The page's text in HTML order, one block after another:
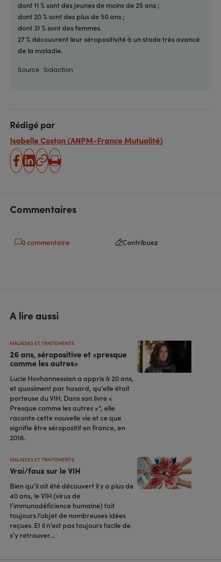
dont 11 % sont des jeunes de moins de 25 ans ;
dont 20 % sont des plus de 50 ans ;
dont 31 % sont des femmes.
27 % découvrent leur séropositivité à un stade très avancé
de la maladie.
Source : Sidaction
Rédigé par
Isabelle Coston (ANPM-France Mutualité)
partager
partager
Copier
Imprimer
Commentaires
0 commentaire Contribuez
A lire aussi
26 ans, séropositive et «presque
comme les autres»
MALADIES ET TRAITEMENTS
Lucie Hovhannessian a appris à 20 ans,
et quasiment par hasard, qu’elle était
porteuse du VIH. Dans son livre «
Presque comme les autres »*, elle
raconte cette nouvelle vie et ce que
signifie être séropositif en France, en
2018.
Vrai/faux sur le VIH
MALADIES ET TRAITEMENTS
Bien qu’il ait été découvert il y a plus de
40 ans, le VIH (virus de
l’immunodéficience humaine) fait
toujours l’objet de nombreuses idées
reçues. Et il n’est pas toujours facile de
s’y retrouver…